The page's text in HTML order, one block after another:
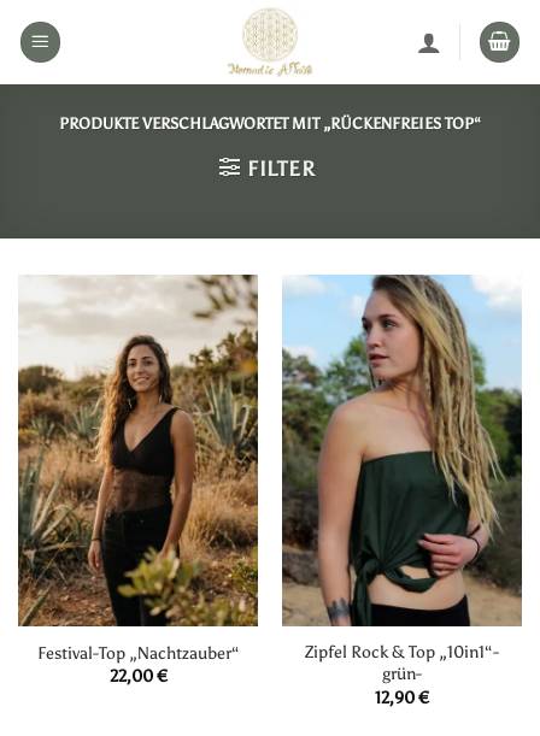
Inhalt
PRODUKTE VERSCHLAGWORTET MIT „RÜCKENFREIES TOP“
FILTER
Festival-Top „Nachtzauber“
22,00€
Zipfel Rock & Top „10in1“-
grün-
12,90€